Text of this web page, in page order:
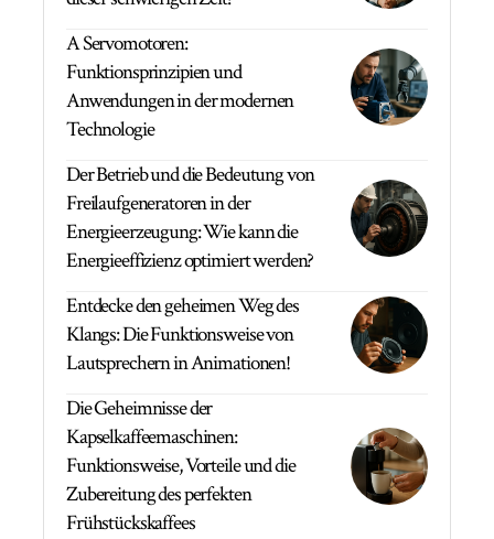
A Servomotoren:
Funktionsprinzipien und
Anwendungen in der modernen
Technologie
Der Betrieb und die Bedeutung von
Freilaufgeneratoren in der
Energieerzeugung: Wie kann die
Energieeffizienz optimiert werden?
Entdecke den geheimen Weg des
Klangs: Die Funktionsweise von
Lautsprechern in Animationen!
Die Geheimnisse der
Kapselkaffeemaschinen:
Funktionsweise, Vorteile und die
Zubereitung des perfekten
Frühstückskaffees